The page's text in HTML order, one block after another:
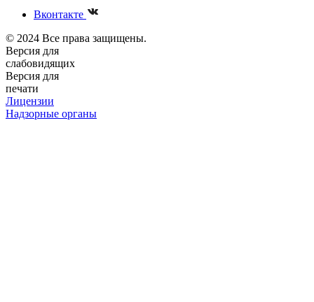
Вконтакте
© 2024 Все права защищены.
Версия для
слабовидящих
Версия для
печати
Лицензии
Надзорные органы